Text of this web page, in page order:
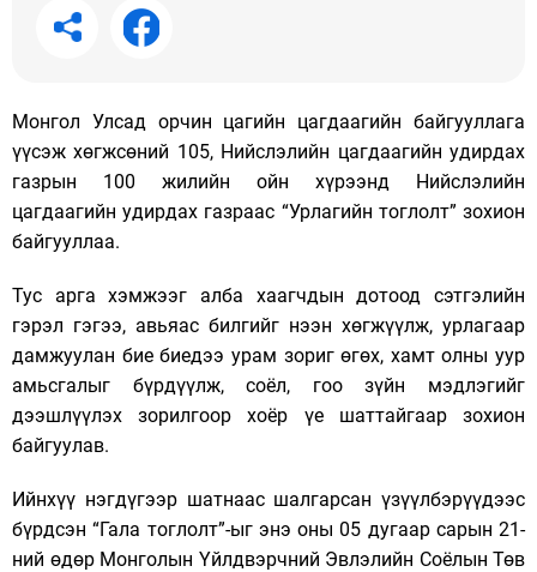
Монгол Улсад орчин цагийн цагдаагийн байгууллага
үүсэж хөгжсөний 105, Нийслэлийн цагдаагийн удирдах
газрын 100 жилийн ойн хүрээнд Нийслэлийн
цагдаагийн удирдах газраас “Урлагийн тоглолт” зохион
байгууллаа.
Тус арга хэмжээг алба хаагчдын дотоод сэтгэлийн
гэрэл гэгээ, авьяас билгийг нээн хөгжүүлж, урлагаар
дамжуулан бие биедээ урам зориг өгөх, хамт олны уур
амьсгалыг бүрдүүлж, соёл, гоо зүйн мэдлэгийг
дээшлүүлэх зорилгоор хоёр үе шаттайгаар зохион
байгуулав.
Ийнхүү нэгдүгээр шатнаас шалгарсан үзүүлбэрүүдээс
бүрдсэн “Гала тоглолт”-ыг энэ оны 05 дугаар сарын 21-
ний өдөр Монголын Үйлдвэрчний Эвлэлийн Соёлын Төв